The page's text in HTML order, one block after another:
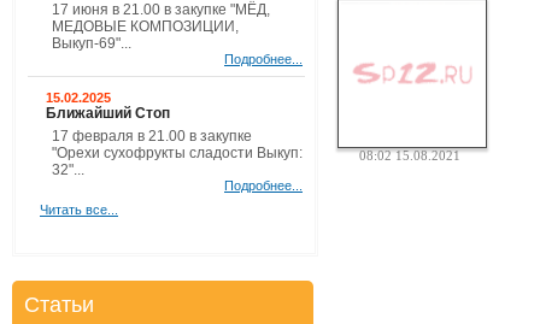
08:02 15.08.2021
17 июня в 21.00 в закупке "МЁД,
МЕДОВЫЕ КОМПОЗИЦИИ,
Выкуп-69"...
Подробнее...
15.02.2025
Ближайший Стоп
17 февраля в 21.00 в закупке
"Орехи сухофрукты сладости Выкуп:
32"...
Подробнее...
Читать все...
Статьи